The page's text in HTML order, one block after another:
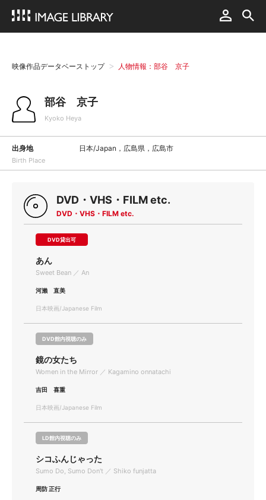
映像作品データベーストップ 人物情報：部谷 京子
部谷 京子
Kyoko Heya
出身地
Birth Place
日本/Japan，広島県，広島市
DVD・VHS・FILM etc.
DVD・VHS・FILM etc.
DVD貸出可
あん
Sweet Bean ／ An
河瀨 直美
日本映画/Japanese Film
DVD館内視聴のみ
鏡の女たち
Women in the Mirror ／ Kagamino onnatachi
吉田 喜重
日本映画/Japanese Film
LD館内視聴のみ
シコふんじゃった
Sumo Do, Sumo Don't ／ Shiko funjatta
周防 正行